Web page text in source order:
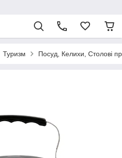
Туризм Посуд, Келихи, Столові